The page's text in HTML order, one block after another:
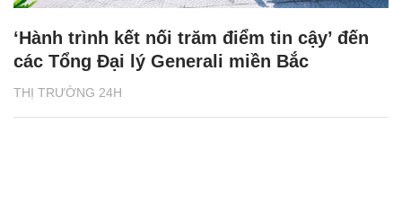
THỊ TRƯỜNG 24H
‘Hành trình kết nối trăm điểm tin cậy’ đến
các Tổng Đại lý Generali miền Bắc